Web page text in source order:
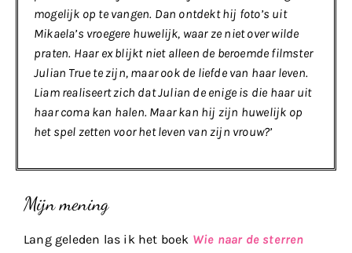
mogelijk op te vangen. Dan ontdekt hij foto’s uit
Mikaela’s vroegere huwelijk, waar ze niet over wilde
praten. Haar ex blijkt niet alleen de beroemde filmster
Julian True te zijn, maar ook de liefde van haar leven.
Liam realiseert zich dat Julian de enige is die haar uit
haar coma kan halen. Maar kan hij zijn huwelijk op
het spel zetten voor het leven van zijn vrouw?’
Mijn mening
Lang geleden las ik het boek Wie naar de sterren